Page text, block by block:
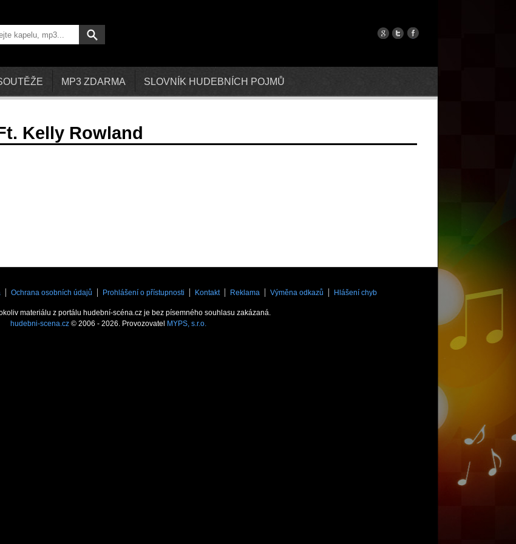
MP3 ZDARMA SLOVNÍK HUDEBNÍCH POJMŮ
Kelly Rowland
Ochrana osobních údajů Prohlášení o přístupnosti Kontakt Reklama Výměna odkazů Hlášení chyb
materiálu z portálu hudební-scéna.cz je bez písemného souhlasu zakázaná.
hudebni-scena.cz© 2006 - 2026. Provozovatel MYPS, s.r.o.